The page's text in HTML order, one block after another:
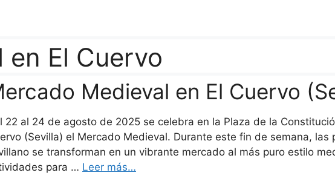
El Cuervo
Medieval en El Cuervo
22 al 24 de agosto de 2025 se celebra en la Plaza de la
(Sevilla) el Mercado Medieval. Durante este fin de semana, las
se transforman en un vibrante mercado al más puro estilo
para … Leer más…